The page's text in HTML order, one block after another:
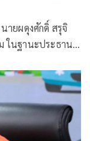
ายผดุงศักดิ์ สรุจิ
ในฐานะประธาน
รานต์